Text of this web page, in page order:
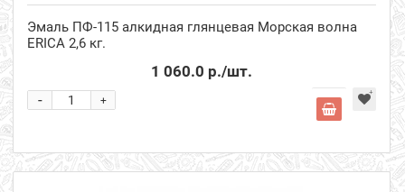
Эмаль ПФ-115 алкидная глянцевая Морская волна
ERICA 2,6 кг.
1 060.0 р./шт.
+
-